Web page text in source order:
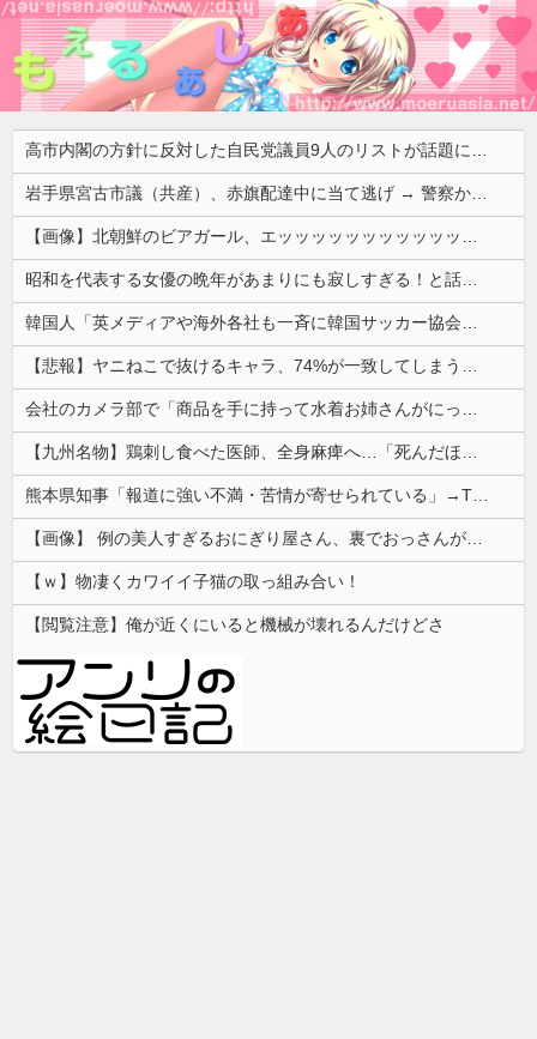
高市内閣の方針に反対した自民党議員9人のリストが話題に、「岩屋はどこへ行った？」との指摘もあるが……
岩手県宮古市議（共産）、赤旗配達中に当て逃げ → 警察から連絡が来て宮古署を訪れ事情聴取
【画像】北朝鮮のビアガール、エッッッッッッッッッッッッッッッッッ！
昭和を代表する女優の晩年があまりにも寂しすぎる！と話題に、自身の子供を餓死する寸前までネグレクトした挙句……
韓国人「英メディアや海外各社も一斉に韓国サッカー協会を巡る過去の不祥事を報道！」→「国際的な信用失墜の危機‥」
【悲報】ヤニねこで抜けるキャラ、74%が一致してしまうｗｗｗｗｗ
会社のカメラ部で「商品を手に持って水着お姉さんがにっこり」を撮影、だがお姉さんは素人アルバイトで親バレした結果……
【九州名物】鶏刺し食べた医師、全身麻痺へ…「死んだほうが良かったと思っていた」
熊本県知事「報道に強い不満・苦情が寄せられている」→TBSの報道特集がまさにそれな件
【画像】 例の美人すぎるおにぎり屋さん、裏でおっさんが握っていたｗｗｗｗｗｗｗｗｗｗｗｗｗｗｗｗｗ
【ｗ】物凄くカワイイ子猫の取っ組み合い！
【閲覧注意】俺が近くにいると機械が壊れるんだけどさ